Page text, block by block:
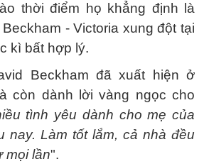
thời điểm họ khẳng định là
- Victoria xung đột tại
kì bất hợp lý.
Beckham đã xuất hiện ở
còn dành lời vàng ngọc cho
tình yêu dành cho mẹ của
nay. Làm tốt lắm, cả nhà đều
mọi lần".